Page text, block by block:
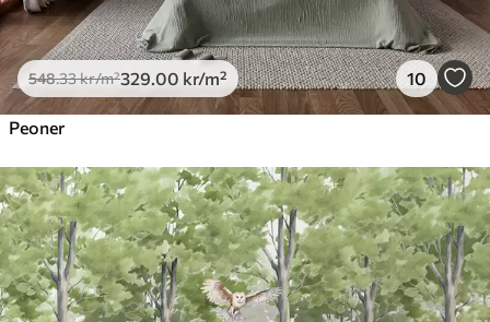
548.33kr/m²329 .00 kr/m² 10
Peoner